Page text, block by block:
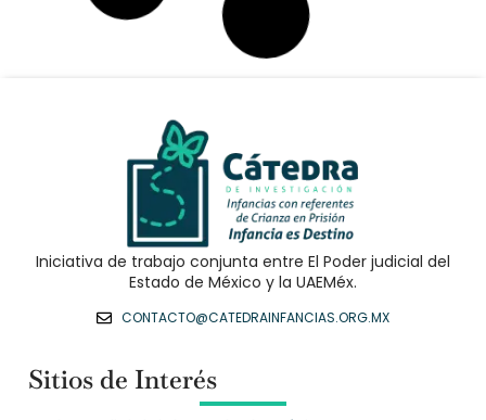
7a Sesión de Trabajo
viernes, 9 de septiembre, 2022